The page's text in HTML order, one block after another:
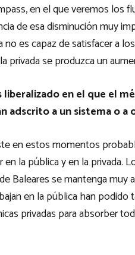
en el que veremos los
de esa disminución muy
es capaz de satisfacer a
privada se produzca un
liberalizado en el que el
adscrito a un sistema o a
en estos momentos
la pública y en la privada.
Baleares se mantenga muy
en la pública han podido
privadas para absorber